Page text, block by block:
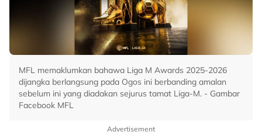
MFL memaklumkan bahawa Liga M Awards 2025-2026
dijangka berlangsung pada Ogos ini berbanding amalan
sebelum ini yang diadakan sejurus tamat Liga-M. - Gambar
Facebook MFL
Advertisement